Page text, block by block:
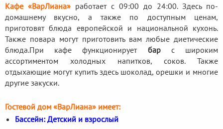
Кафе «ВарЛиана» работает с 09:00 до 24:00. Здесь по-
домашнему вкусно, а также по доступным ценам,
приготовят блюда европейской и национальной кухонь.
Также повара могут приготовить вам любые диетические
блюда.При кафе функционирует барс широким
ассортиментом холодных напитков, соков. Также
отдыхающие могут купить здесь шоколад, орешки и многие
другие закуски.
Гостевой дом «ВарЛиана» имеет:
Бассейн: Детский и взрослый